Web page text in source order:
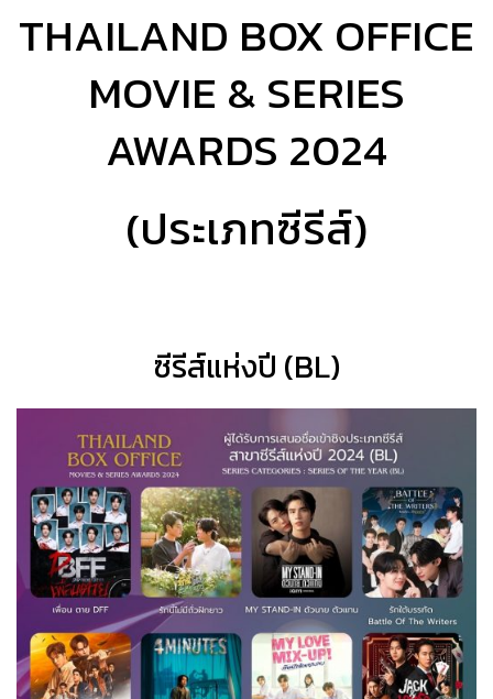
THAILAND BOX OFFICE
MOVIE & SERIES
AWARDS 2024
(ประเภทซีรีส์)
ซีรีส์แห่งปี (BL)